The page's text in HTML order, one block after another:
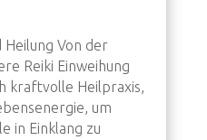
Heilung Von der
Reiki Einweihung
kraftvolle Heilpraxis,
um
in Einklang zu